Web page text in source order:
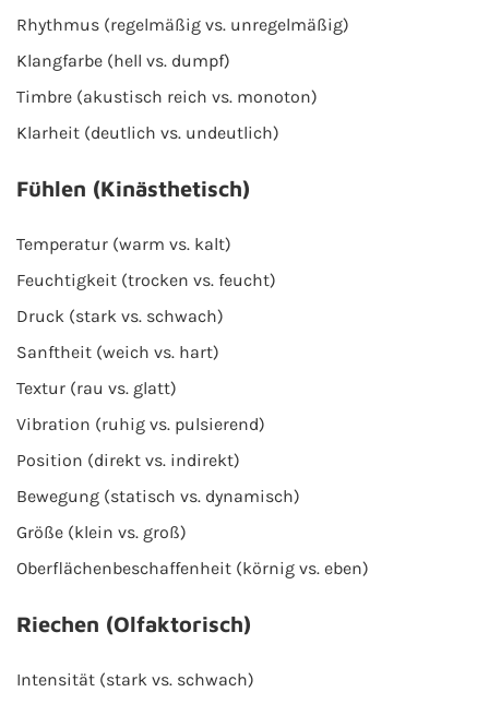
Rhythmus (regelmäßig vs. unregelmäßig)
Klangfarbe (hell vs. dumpf)
Timbre (akustisch reich vs. monoton)
Klarheit (deutlich vs. undeutlich)
Fühlen (Kinästhetisch)
Temperatur (warm vs. kalt)
Feuchtigkeit (trocken vs. feucht)
Druck (stark vs. schwach)
Sanftheit (weich vs. hart)
Textur (rau vs. glatt)
Vibration (ruhig vs. pulsierend)
Position (direkt vs. indirekt)
Bewegung (statisch vs. dynamisch)
Größe (klein vs. groß)
Oberflächenbeschaffenheit (körnig vs. eben)
Riechen (Olfaktorisch)
Intensität (stark vs. schwach)